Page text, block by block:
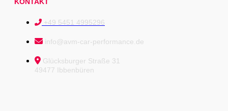
KONTAKT
+49 5451 4995296
info@avm-car-performance.de
Glücksburger Straße 31
49477 Ibbenbüren